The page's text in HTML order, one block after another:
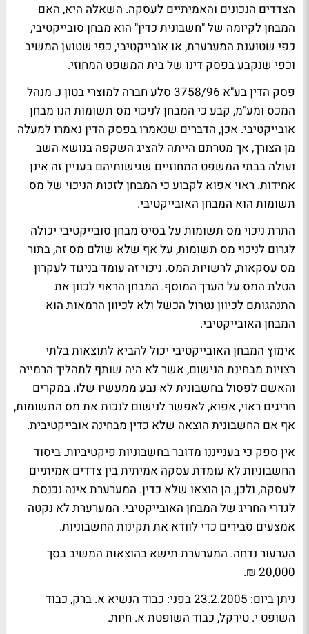
הצדדים הנכונים והאמיתיים לעסקה. השאלה היא, האם
המבחן לקיומה של "חשבונית כדין" הוא מבחן סובייקטיבי,
כפי שטוענת המערערת, או אובייקטיבי, כפי שטוען המשיב
וכפי שנקבע בפסק דינו של בית המשפט המחוזי.
פסק הדין בע"א 3758/96 סלע חברה למוצרי בטון נ. מנהל
המכס ומע"מ, קבע כי המבחן לניכוי מס תשומות הנו מבחן
אובייקטיבי. אכן, הדברים שנאמרו בפסק הדין נאמרו למעלה
מן הצורך, אך מטרתם הייתה להציג השקפה בנושא השב
ועולה בבתי המשפט המחוזיים שגישותיהם בעניין זה אינן
אחידות. ראוי אפוא לקבוע כי המבחן לזכות הניכוי של מס
תשומות הוא המבחן האובייקטיבי.
התרת ניכוי מס תשומות על בסיס מבחן סובייקטיבי יכולה
לגרום לניכוי מס תשומות, על אף שלא שולם מס זה, בתור
מס עסקאות, לרשויות המס. ניכוי זה עומד בניגוד לעקרון
הטלת המס על הערך המוסף. המבחן הראוי לכוון את
התנהגותם לכיוון נטרול הכשל ולא לכיוון הרמאות הוא
המבחן האובייקטיבי.
אימוץ המבחן האובייקטיבי יכול להביא לתוצאות בלתי
רצויות מבחינת הנישום, אשר לא היה שותף לתהליך הרמייה
והאשם לפסול בחשבונית לא נבע ממעשיו שלו. במקרים
חריגים ראוי, אפוא, לאפשר לנישום לנכות את מס התשומות,
אף אם החשבונית הוצאה שלא כדין מבחינה אובייקטיבית.
אין ספק כי בענייננו מדובר בחשבוניות פיקטיביות. ביסוד
החשבוניות לא עומדת עסקה אמיתית בין צדדים אמיתיים
לעסקה, ולכן, הן הוצאו שלא כדין. המערערת אינה נכנסת
לגדרי החריג של המבחן האובייקטיבי. המערערת לא נקטה
אמצעים סבירים כדי לוודא את תקינות החשבוניות.
הערעור נדחה. המערערת תישא בהוצאות המשיב בסך
20,000 ₪.
ניתן ביום: 23.2.2005 בפני: כבוד הנשיא א. ברק, כבוד
השופט י. טירקל, כבוד השופטת א. חיות.